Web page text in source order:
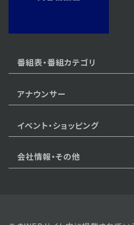
番組表・番組カテゴリ
アナウンサー
イベント・ショッピング
会社情報・その他